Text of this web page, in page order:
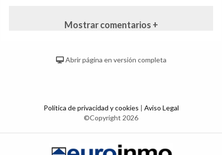
Mostrar comentarios +
Abrir página en versión completa
Política de privacidad y cookies | Aviso Legal
©Copyright 2026